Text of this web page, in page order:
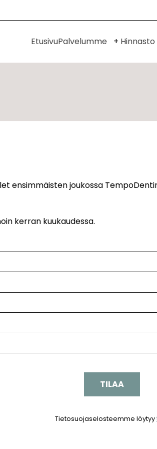
EtusivuPalvelumme Avaa
Hinnasto
ensimmäisten joukossa
kerran kuukaudessa.
Tietosuojaselosteemme löytyy